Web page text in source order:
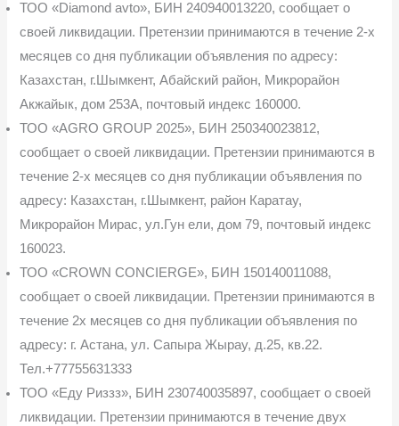
ТОО «Diamond avto», БИН 240940013220, сообщает о
своей ликвидации. Претен­зии принимаются в течение 2-х
месяцев со дня публикации объявления по адресу:
Казахстан, г.Шымкент, Абайский район, Микрорайон
Акжайык, дом 253А, почтовый индекс 160000.
ТОО «AGRO GROUP 2025», БИН 250340023812,
сообщает о своей ликвидации. Претензии принимаются в
течение 2-х месяцев со дня публикации объявления по
адресу: Казахстан, г.Шымкент, район Каратау,
Микрорайон Мирас, ул.Гун ели, дом 79, почтовый индекс
160023.
ТОО «CROWN CONCIERGE», БИН 150140011088,
сообщает о своей ликвидации. Претензии принимаются в
течение 2х месяцев со дня публикации объявления по
адресу: г. Астана, ул. Сапыра Жырау, д.25, кв.22.
Тел.+77755631333
ТОО «Еду Риззз», БИН 230740035897, сообщает о своей
ликвидации. Претензии принимаются в течение двух